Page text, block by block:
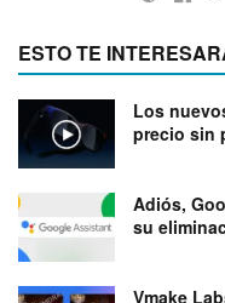
ESTO TE
Los
precio sin
Adiós,
su
Vmake